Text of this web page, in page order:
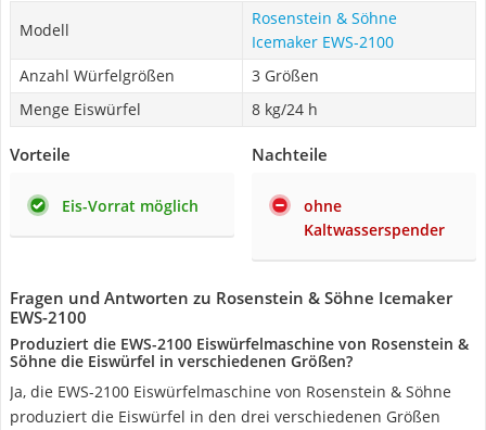
Modell
Rosenstein & Söhne
Icemaker EWS-2100
Anzahl Würfelgrößen
3 Größen
Menge Eiswürfel
8 kg/24 h
Vorteile
Eis-Vorrat möglich
Nachteile
ohne
Kaltwasserspender
Fragen und Antworten zu Rosenstein & Söhne Icemaker
EWS-2100
Produziert die EWS-2100 Eiswürfelmaschine von Rosenstein &
Söhne die Eiswürfel in verschiedenen Größen?
Ja, die EWS-2100 Eiswürfelmaschine von Rosenstein & Söhne
produziert die Eiswürfel in den drei verschiedenen Größen